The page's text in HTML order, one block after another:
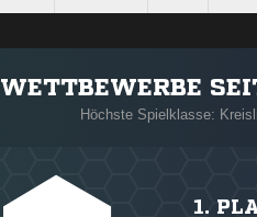
WETTBEWERBE
Höchste Spielklasse:
1.